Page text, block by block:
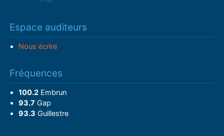
Espace auditeurs
Nous écrire
Fréquences
100.2Embrun
93.7 Gap
93.3 Guillestre